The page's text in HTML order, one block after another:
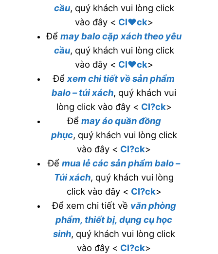
cầu, quý khách vui lòng click
vào đây < Cl♥ck>
Đểmay balo cặp xách theo yêu
cầu, quý khách vui lòng click
vào đây < Cl♥ck>
Đểxem chi tiết về sản phẩm
balo – túi xách, quý khách vui
lòng click vào đây < Cl?ck>
Để may áo quần đồng
phục, quý khách vui lòng click
vào đây < Cl?ck>
Đểmua lẻ các sản phẩm balo –
Túi xách, quý khách vui lòng
click vào đây < Cl?ck>
Để xem chi tiết về văn phòng
phẩm, thiết bị, dụng cụ học
sinh, quý khách vui lòng click
vào đây < Cl?ck>